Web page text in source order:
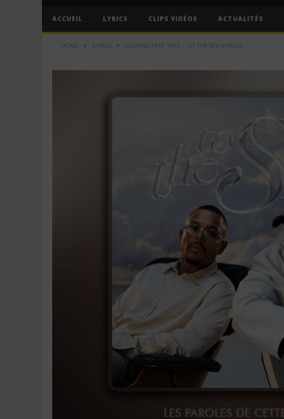
ACCUEIL LYRICS CLIPS VIDÉOS ACTUALITÉS
HOME LYRICS LUCIANO FEAT TAYC – TO THE SKY (LYRICS)